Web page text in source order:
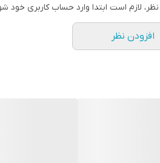
لازم است ابتدا وارد حساب کاربری خود
افزودن نظر